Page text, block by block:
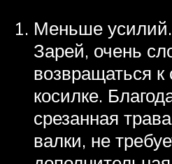
Меньше
Зарей, очень
возвращаться к
косилке.
срезанная
валки, не